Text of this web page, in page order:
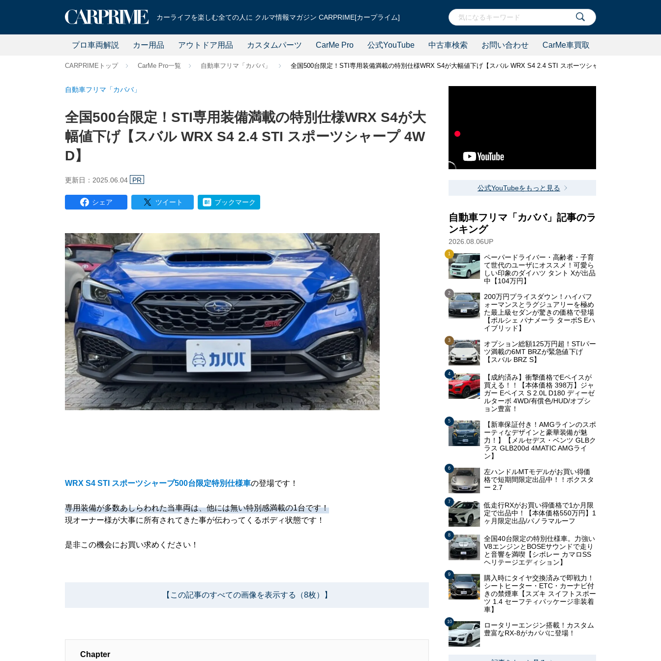
カーライフを楽しむ全ての人に クルマ情報マガジン CARPRIME[カープライム]
プロ車両解説 カー用品 アウトドア用品 カスタムパーツ CarMe Pro 公式YouTube 中古車検索 お問い合わせ CarMe車買取
CARPRIMEトップ CarMe Pro一覧 自動車フリマ「カババ」 全国500台限定！STI専用装備満載の特別仕様WRX S4が大幅値下げ【スバル WRX S4 2.4 STI スポーツシャープ 4WD】
自動車フリマ「カババ」
全国500台限定！STI専用装備満載の特別仕様WRX S4が大
幅値下げ【スバル WRX S4 2.4 STI スポーツシャープ 4W
D】
更新日：2025.06.04 PR
シェア ツイート ブックマーク
WRX S4 STI スポーツシャープ500台限定特別仕様車の登場です！
専用装備が多数あしらわれた当車両は、他には無い特別感満載の1台です！
現オーナー様が大事に所有されてきた事が伝わってくるボディ状態です！
是非この機会にお買い求めください！
【この記事のすべての画像を表示する（8枚）】
Chapter
公式YouTubeをもっと見る
自動車フリマ「カババ」記事のラ
ンキング
2026.08.06UP
ペーパードライバー・高齢者・子育
て世代のユーザにオススメ！可愛ら
しい印象のダイハツ タント Xが出品
中【104万円】
200万円プライスダウン！ハイパフ
ォーマンスとラグジュアリーを極め
た最上級セダンが驚きの価格で登場
【ポルシェ パナメーラ ターボS Eハ
イブリッド】
オプション総額125万円超！STIパー
ツ満載の6MT BRZが緊急値下げ
【スバル BRZ S】
【成約済み】衝撃価格でEペイスが
買える！！【本体価格 398万】ジャ
ガー Eペイス S 2.0L D180 ディーゼ
ルターボ 4WD/有償色/HUD/オプシ
ョン豊富！
【新車保証付き！AMGラインのスポ
ーティなデザインと豪華装備が魅
力！】【メルセデス・ベンツ GLBク
ラス GLB200d 4MATIC AMGライ
ン】
左ハンドルMTモデルがお買い得価
格で短期間限定出品中！！ボクスタ
ー 2.7
低走行RXがお買い得価格で1か月限
定で出品中！【本体価格550万円】1
ヶ月限定出品/パノラマルーフ
全国40台限定の特別仕様車。力強い
V8エンジンとBOSEサウンドで走り
と音響を満喫【シボレー カマロSS
ヘリテージエディション】
購入時にタイヤ交換済みで即戦力！
シートヒーター・ETC・カーナビ付
きの禁煙車【スズキ スイフトスポー
ツ 1.4 セーフティパッケージ非装着
車】
ロータリーエンジン搭載！カスタム
豊富なRX-8がカババに登場！